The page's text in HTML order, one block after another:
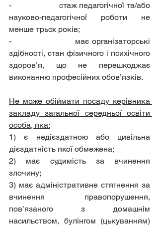
-                     стаж педагогічної та/або
науково-педагогічної роботи не
менше трьох років;
-                     має організаторські
здібності, стан фізичного і психічного
здоров’я, що не перешкоджає
виконанню професійних обов’язків.
Не може обіймати посаду керівника
закладу загальної середньої освіти
особа, яка:
1) є недієздатною або цивільна
дієздатність якої обмежена;
2) має судимість за вчинення
злочину;
3) має адміністративне стягнення за
вчинення правопорушення,
пов’язаного з домашнім
насильством, булінгом (цькуванням)